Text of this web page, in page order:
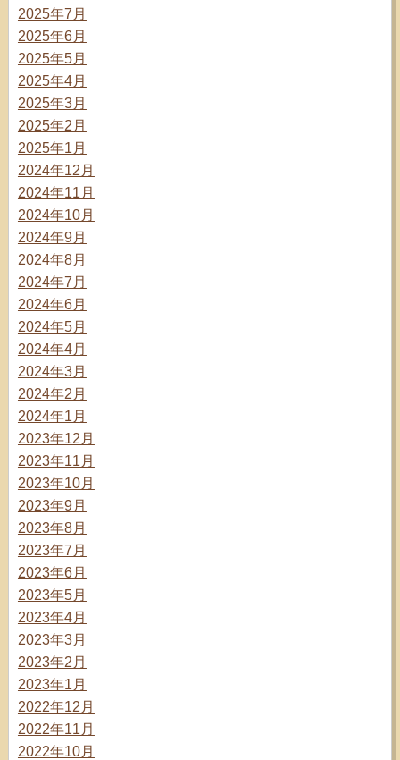
2025年7月
2025年6月
2025年5月
2025年4月
2025年3月
2025年2月
2025年1月
2024年12月
2024年11月
2024年10月
2024年9月
2024年8月
2024年7月
2024年6月
2024年5月
2024年4月
2024年3月
2024年2月
2024年1月
2023年12月
2023年11月
2023年10月
2023年9月
2023年8月
2023年7月
2023年6月
2023年5月
2023年4月
2023年3月
2023年2月
2023年1月
2022年12月
2022年11月
2022年10月